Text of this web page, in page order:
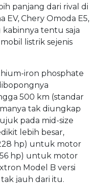
panjang dari rival di
EV, Chery Omoda E5,
kabinnya tentu saja
listrik sejenis
iron phosphate
500 km (standar
tak diungkap
pada mid-size
lebih besar,
hp) untuk motor
hp) untuk motor
Model B versi
jauh dari itu.